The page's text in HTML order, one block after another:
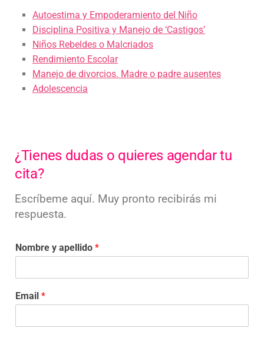
Autoestima y Empoderamiento del Niño
Disciplina Positiva y Manejo de ‘Castigos’
Niños Rebeldes o Malcriados
Rendimiento Escolar
Manejo de divorcios. Madre o padre ausentes
Adolescencia
¿Tienes dudas o quieres agendar tu
cita?
Escríbeme aquí. Muy pronto recibirás mi
respuesta.
Nombre y apellido *
Email *